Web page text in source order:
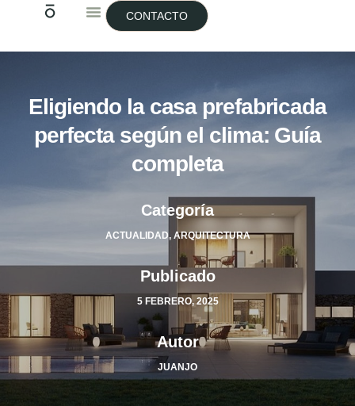
CONTACTO
Eligiendo la casa prefabricada
perfecta según el clima: Guía
completa
Categoría
ACTUALIDAD, ARQUITECTURA
Publicado
5 FEBRERO, 2025
Autor
JUANJO